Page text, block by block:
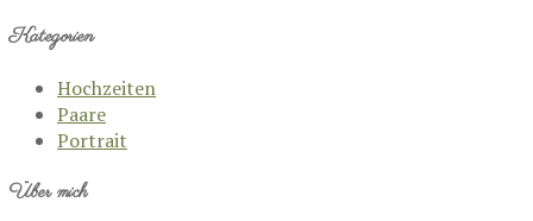
Kategorien
Hochzeiten
Paare
Portrait
Über mich